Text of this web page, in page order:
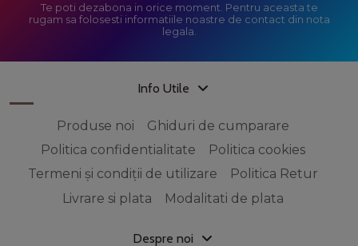
Te poti dezabona in orice moment. Pentru aceasta te
rugam sa folosesti informatiile noastre de contact din nota
legala.
Info Utile
Produse noi
Ghiduri de cumparare
Politica confidentialitate
Politica cookies
Termeni și condiții de utilizare
Politica Retur
Livrare si plata
Modalitati de plata
Despre noi